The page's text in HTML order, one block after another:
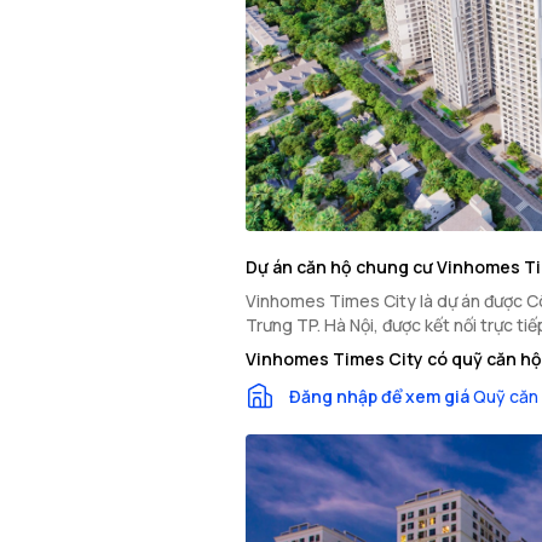
Dự án căn hộ chung cư Vinhomes
Vinhomes Times City là dự án được
Trưng TP. Hà Nội, được kết nối trực
Vinhomes Times City có quỹ căn
Đăng nhập để xem giáQuỹ